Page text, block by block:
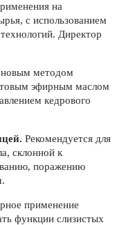
на
с использованием
Директор
новым методом
эфирным маслом
кедрового
Рекомендуется для
склонной к
поражению
применение
функции слизистых